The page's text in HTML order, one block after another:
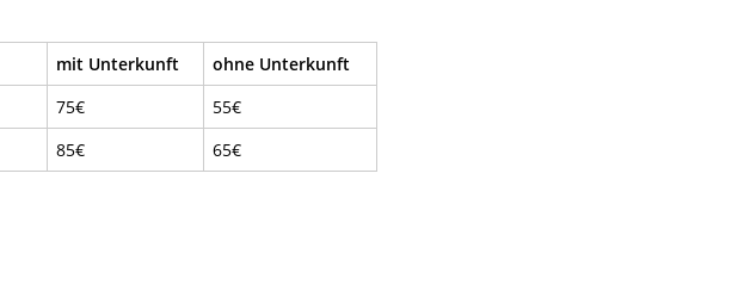
mit Unterkunft
ohne Unterkunft
75€
55€
85€ 65€